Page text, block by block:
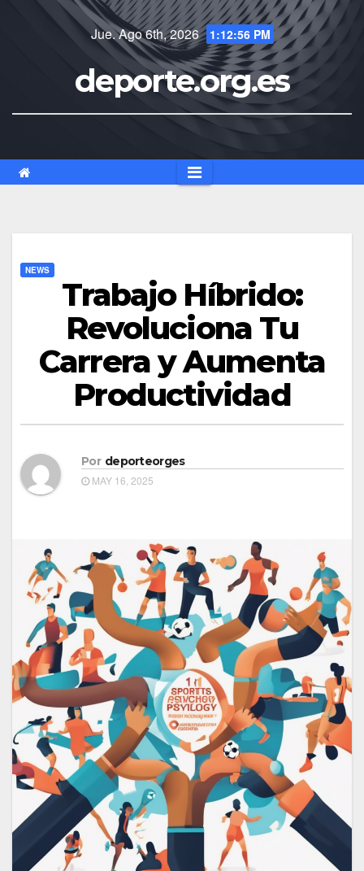
Jue. Ago 6th, 2026 1:12:57 PM
deporte.org.es
NEWS
Trabajo Híbrido:
Revoluciona Tu
Carrera y Aumenta
Productividad
Por deporteorges
MAY 16, 2025